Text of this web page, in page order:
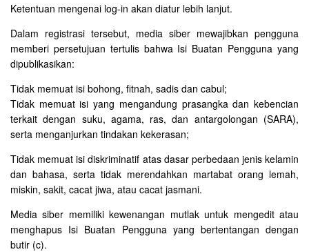
Ketentuan mengenai log-in akan diatur lebih lanjut.
Dalam registrasi tersebut, media siber mewajibkan pengguna
memberi persetujuan tertulis bahwa Isi Buatan Pengguna yang
dipublikasikan:
Tidak memuat isi bohong, fitnah, sadis dan cabul;
Tidak memuat isi yang mengandung prasangka dan kebencian
terkait dengan suku, agama, ras, dan antargolongan (SARA),
serta menganjurkan tindakan kekerasan;
Tidak memuat isi diskriminatif atas dasar perbedaan jenis kelamin
dan bahasa, serta tidak merendahkan martabat orang lemah,
miskin, sakit, cacat jiwa, atau cacat jasmani.
Media siber memiliki kewenangan mutlak untuk mengedit atau
menghapus Isi Buatan Pengguna yang bertentangan dengan
butir (c).